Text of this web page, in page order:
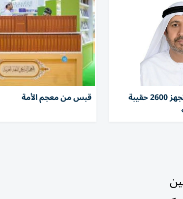
«الشارقة الخيرية» تجهز 2600 حقيبة قبس من معجم الأمة